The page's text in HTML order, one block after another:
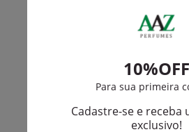
M 7 By Yves Saint Laurent
Masculino
PRODUTO
ESGOTADO